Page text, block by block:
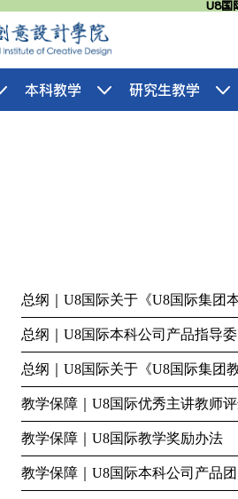
U8国
本科教学 研究生教学
总纲｜U8国际关于《U8国际集团
总纲｜U8国际本科公司产品指导
总纲｜U8国际关于《U8国际集团
教学保障｜U8国际优秀主讲教师
教学保障｜U8国际教学奖励办法
教学保障｜U8国际本科公司产品